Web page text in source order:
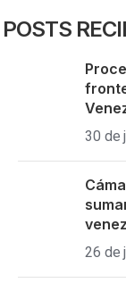
POSTS
30 de
26 de